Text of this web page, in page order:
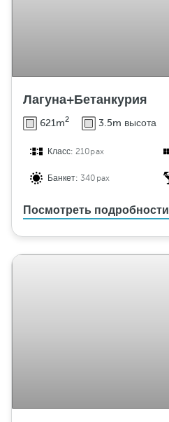
Лагуна+Бетанкурия
621m2 3.5m высота
Класс:210pax
Банкет:340pax
Посмотреть подробности